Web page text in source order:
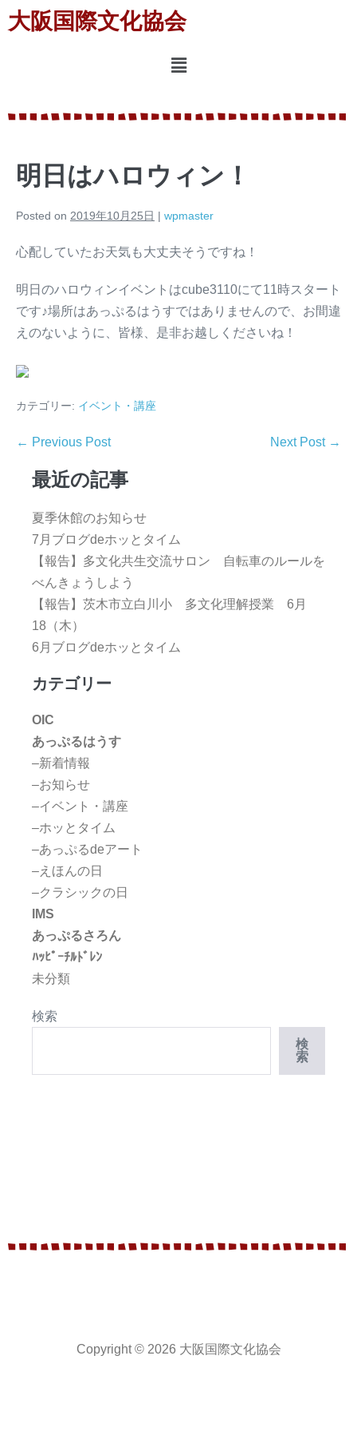
大阪国際文化協会
明日はハロウィン！
Posted on 2019年10月25日 | wpmaster
心配していたお天気も大丈夫そうですね！
明日のハロウィンイベントはcube3110にて11時スタート
です♪場所はあっぷるはうすではありませんので、お間違
えのないように、皆様、是非お越しくださいね！
カテゴリー: イベント・講座
← Previous Post Next Post →
最近の記事
夏季休館のお知らせ
7月ブログdeホッとタイム
【報告】多文化共生交流サロン 自転車のルールを
べんきょうしよう
【報告】茨木市立白川小 多文化理解授業 6月
18（木）
6月ブログdeホッとタイム
カテゴリー
OIC
あっぷるはうす
–新着情報
–お知らせ
–イベント・講座
–ホッとタイム
–あっぷるdeアート
–えほんの日
–クラシックの日
IMS
あっぷるさろん
ﾊｯﾋﾟｰﾁﾙﾄﾞﾚﾝ
未分類
検索
検
索
Copyright © 2026 大阪国際文化協会